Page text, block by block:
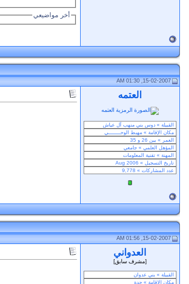
أخر مواضيعي
15-02-2007, 01:30 AM
العتمه
15-02-2007, 01:56 AM
العدواني
[مشرف سابق]